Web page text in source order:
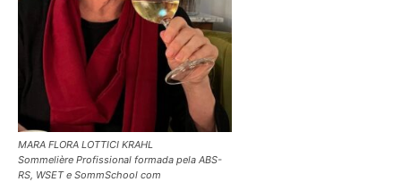
MARA FLORA LOTTICI KRAHL
Sommelière Profissional formada pela ABS-
RS, WSET e SommSchool com